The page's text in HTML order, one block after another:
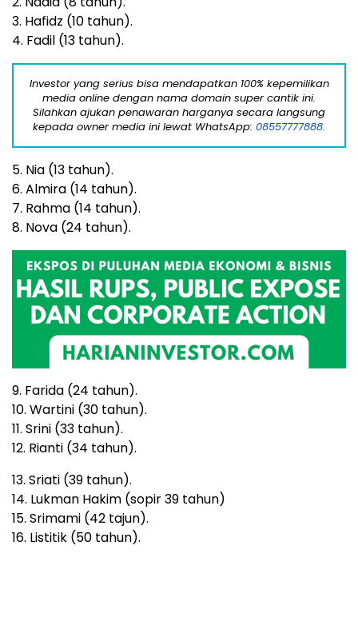
18. Mimi (70 tahun).
19. Samsu (74 tahun).
20. Rifat.
kepolisian setempat masih melakukan oleh tempat
kejadian.
Sejumlah saksi mata dimintai keterangan, termasuk
pengemudi dan para penumpang.
Sementara banyak kendaraan yang hancur di
beberapa sisi sasisnya, dievakuasi petugas polisi dan
diamankan di Pos Polisi terdekat. (FIN).***